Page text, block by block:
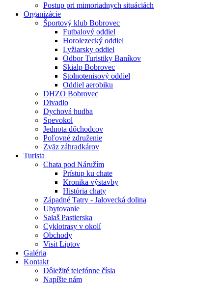
Postup pri mimoriadnych situáciách
Organizácie
Športový klub Bobrovec
Futbalový oddiel
Horolezecký oddiel
Lyžiarsky oddiel
Odbor Turistiky Baníkov
Skialp Bobrovec
Stolnotenisový oddiel
Oddiel aerobiku
DHZO Bobrovec
Divadlo
Dychová hudba
Spevokol
Jednota dôchodcov
Poľovné združenie
Zväz záhradkárov
Turista
Chata pod Náružím
Prístup ku chate
Kronika výstavby
História chaty
Západné Tatry - Jalovecká dolina
Ubytovanie
Salaš Pastierska
Cyklotrasy v okolí
Obchody
Visit Liptov
Galéria
Kontakt
Dôležité telefónne čísla
Napíšte nám